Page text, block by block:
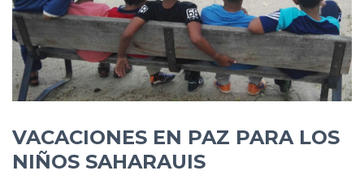
VACACIONES EN PAZ PARA LOS
NIÑOS SAHARAUIS